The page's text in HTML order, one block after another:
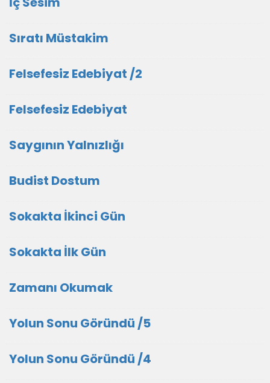
Sıratı Müstakim
Felsefesiz Edebiyat /2
Felsefesiz Edebiyat
Saygının Yalnızlığı
Budist Dostum
Sokakta İkinci Gün
Sokakta İlk Gün
Zamanı Okumak
Yolun Sonu Göründü /5
Yolun Sonu Göründü /4